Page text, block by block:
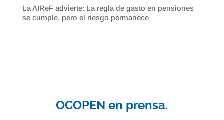
La AIReF advierte: La regla de gasto en pensiones
se cumple, pero el riesgo permanece
OCOPEN en prensa.